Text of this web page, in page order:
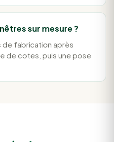
sur mesure ?
de fabrication après
de cotes, puis une pose